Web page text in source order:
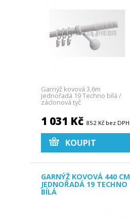
Garnýž kovová 3,6m
jednořadá 19 Techno bílá /
záclonová tyč
1 031 Kč 852 Kč bez DPH
KOUPIT
GARNÝŽ KOVOVÁ 440 CM
JEDNOŘADÁ 19 TECHNO
BÍLÁ